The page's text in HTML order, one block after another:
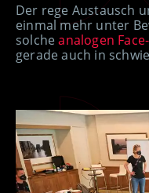
Der rege Austausch
einmal mehr unter
solcheanalogen
gerade auch in